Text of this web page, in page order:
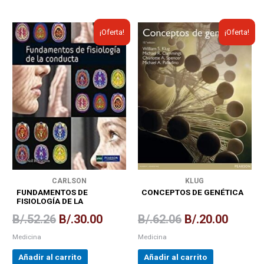
¡Oferta!
CARLSON
FUNDAMENTOS DE
FISIOLOGÍA DE LA
B/.52.26
El
precio
original
era:
B/.52.26.
B/.30.00
El
precio
actual
es:
B/.30.00.
Medicina
Añadir al carrito
¡Oferta!
KLUG
CONCEPTOS DE GENÉTICA
B/.62.06
El
precio
original
era:
B/.62.06.
B/.20.00
El
precio
actual
es:
B/
Medicina
Añadir al carrito